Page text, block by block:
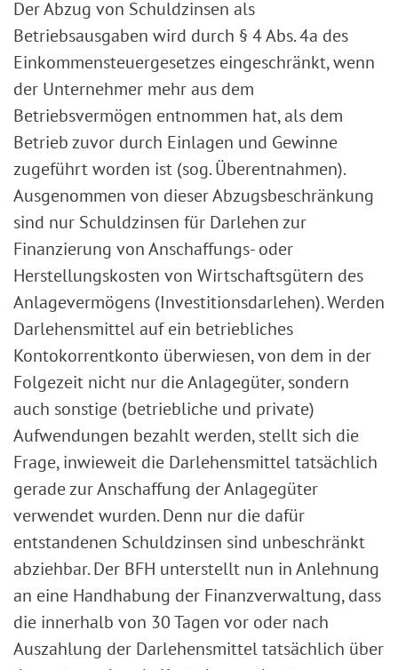
Der Abzug von Schuldzinsen als
Betriebsausgaben wird durch § 4 Abs. 4a des
Einkommensteuergesetzes eingeschränkt, wenn
der Unternehmer mehr aus dem
Betriebsvermögen entnommen hat, als dem
Betrieb zuvor durch Einlagen und Gewinne
zugeführt worden ist (sog. Überentnahmen).
Ausgenommen von dieser Abzugsbeschränkung
sind nur Schuldzinsen für Darlehen zur
Finanzierung von Anschaffungs- oder
Herstellungskosten von Wirtschaftsgütern des
Anlagevermögens (Investitionsdarlehen). Werden
Darlehensmittel auf ein betriebliches
Kontokorrentkonto überwiesen, von dem in der
Folgezeit nicht nur die Anlagegüter, sondern
auch sonstige (betriebliche und private)
Aufwendungen bezahlt werden, stellt sich die
Frage, inwieweit die Darlehensmittel tatsächlich
gerade zur Anschaffung der Anlagegüter
verwendet wurden. Denn nur die dafür
entstandenen Schuldzinsen sind unbeschränkt
abziehbar. Der BFH unterstellt nun in Anlehnung
an eine Handhabung der Finanzverwaltung, dass
die innerhalb von 30 Tagen vor oder nach
Auszahlung der Darlehensmittel tatsächlich über